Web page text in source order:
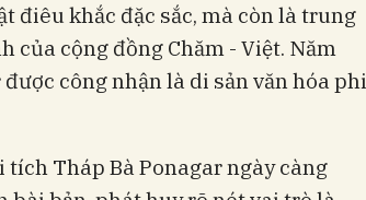
điêu khắc đặc sắc, mà còn là trung
của cộng đồng Chăm - Việt. Năm
công nhận là di sản văn hóa phi
Tháp Bà Ponagar ngày càng